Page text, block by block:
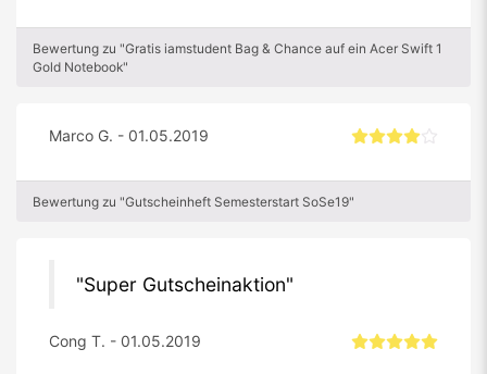
Bewertung zu "Gratis iamstudent Bag & Chance auf ein Acer Swift 1
Gold Notebook"
Marco G. - 01.05.2019
Bewertung zu "Gutscheinheft Semesterstart SoSe19"
Super Gutscheinaktion
Cong T. - 01.05.2019